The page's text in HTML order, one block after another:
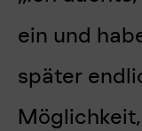
ein und
später